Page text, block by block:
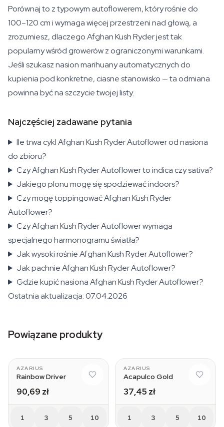
Porównaj to z typowym autoflowerem, który rośnie do
100–120 cm i wymaga więcej przestrzeni nad głową, a
zrozumiesz, dlaczego Afghan Kush Ryder jest tak
popularny wśród growerów z ograniczonymi warunkami.
Jeśli szukasz nasion marihuany automatycznych do
kupienia pod konkretne, ciasne stanowisko — ta odmiana
powinna być na szczycie twojej listy.
Najczęściej zadawane pytania
Ile trwa cykl Afghan Kush Ryder Autoflower od nasiona
do zbioru?
Czy Afghan Kush Ryder Autoflower to indica czy sativa?
Jakiego plonu mogę się spodziewać indoors?
Czy mogę toppingować Afghan Kush Ryder
Autoflower?
Czy Afghan Kush Ryder Autoflower wymaga
specjalnego harmonogramu światła?
Jak wysoki rośnie Afghan Kush Ryder Autoflower?
Jak pachnie Afghan Kush Ryder Autoflower?
Gdzie kupić nasiona Afghan Kush Ryder Autoflower?
Ostatnia aktualizacja: 07.04.2026
Powiązane produkty
AZARIUS
Rainbow Driver
90,69 zł
1 3 5 10
AZARIUS
Acapulco Gold
37,45 zł
1 3 5 10